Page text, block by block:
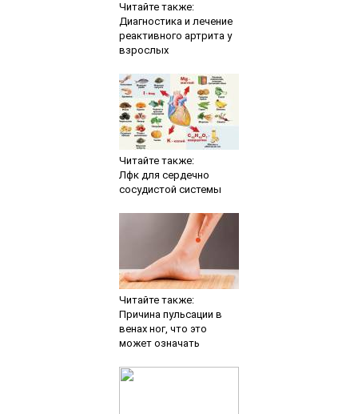
Читайте также:
Диагностика и лечение
реактивного артрита у
взрослых
Читайте также:
Лфк для сердечно
сосудистой системы
Читайте также:
Причина пульсации в
венах ног, что это
может означать